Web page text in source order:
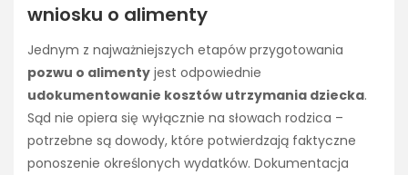
wniosku o alimenty
Jednym z najważniejszych etapów przygotowania
pozwu o alimenty jest odpowiednie
udokumentowanie kosztów utrzymania dziecka.
Sąd nie opiera się wyłącznie na słowach rodzica –
potrzebne są dowody, które potwierdzają faktyczne
ponoszenie określonych wydatków. Dokumentacja